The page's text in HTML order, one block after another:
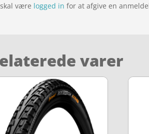
være logged in for at afgive en
varer